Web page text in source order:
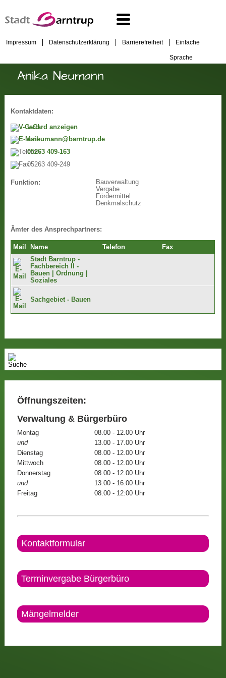
Impressum Datenschutzerklärung Barrierefreiheit Einfache
Sprache
Anika Neumann
Kontaktdaten:
v-Card anzeigen
a.neumann@barntrup.de
05263 409-163
05263 409-249
Funktion:
Bauverwaltung
Vergabe
Fördermittel
Denkmalschutz
Ämter des Ansprechpartners:
Mail Name Telefon
Fax
Stadt Barntrup -
Fachbereich II -
Bauen | Ordnung |
Soziales
Sachgebiet - Bauen
Öffnungszeiten:
Verwaltung & Bürgerbüro
Montag
08.00 - 12.00 Uhr
und
13.00 - 17.00 Uhr
Dienstag
08.00 - 12.00 Uhr
Mittwoch
08.00 - 12.00 Uhr
Donnerstag
08.00 - 12.00 Uhr
und
13.00 - 16.00 Uhr
Freitag
08.00 - 12:00 Uhr
Kontaktformular
Terminvergabe Bürgerbüro
Mängelmelder